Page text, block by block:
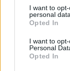
not limited to
grant or deny
use your data for
consent section.
I want to
personal data.
Opted In
I want to
Personal
Opted In
A